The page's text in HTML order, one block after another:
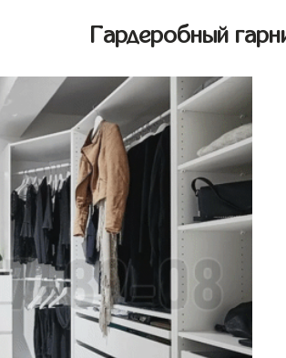
Гардеробный